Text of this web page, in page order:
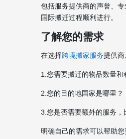
包括服务提供商的声誉、
国际搬迁过程顺利进行。
了解您的需求
在选择跨境搬家服务提供商
1.您需要搬迁的物品数量和
2.您的目的地国家是哪里？
3.您是否需要额外的服务，
明确自己的需求可以帮助